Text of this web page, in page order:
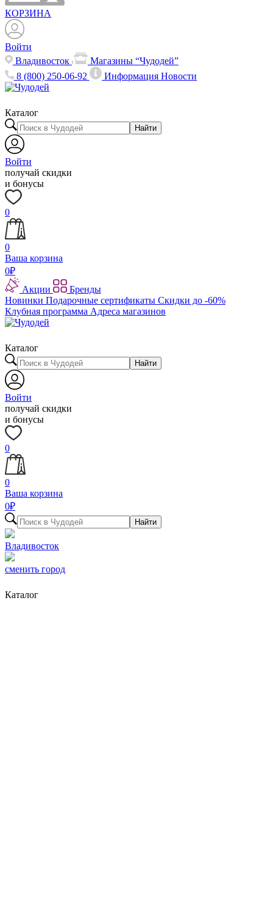
КОРЗИНА
Войти
Владивосток
Магазины “Чудодей”
8 (800) 250-06-92
ИнформацияНовости
Каталог
Найти
Войти
получай скидки
и бонусы
0
0
Ваша корзина
0₽
Акции
Бренды
Новинки Подарочные сертификаты Скидки до -60%
Клубная программа Адреса магазинов
Каталог
Найти
Войти
получай скидки
и бонусы
0
0
Ваша корзина
0₽
Найти
Владивосток
сменить город
Каталог